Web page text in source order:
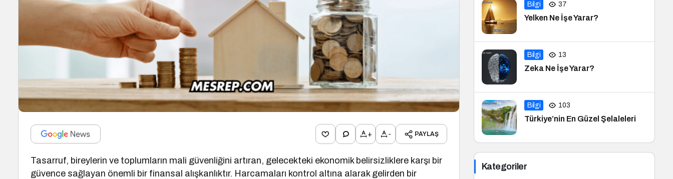
+ - PAYLAŞ
Tasarruf, bireylerin ve toplumların mali güvenliğini artıran, gelecekteki ekonomik belirsizliklere karşı bir
güvence sağlayan önemli bir finansal alışkanlıktır. Harcamaları kontrol altına alarak gelirden bir
Bilgi 37
Yelken Ne İşe Yarar?
Bilgi 13
Zeka Ne İşe Yarar?
Bilgi 103
Türkiye’nin En Güzel Şelaleleri
Kategoriler